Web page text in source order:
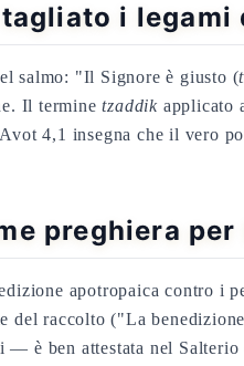
i legami
salmo: "Il Signore è giusto (
Il terminetzaddik applicato
4,1 insegna che il vero
preghiera
apotropaica contro i
del raccolto ("La
— è ben attestata nel